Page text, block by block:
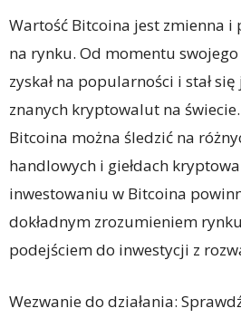
Wartość Bitcoina jest zmienna
na rynku. Od momentu
zyskał na popularności i stał
znanych kryptowalut na
Bitcoina można śledzić na
handlowych i giełdach
inwestowaniu w Bitcoina
dokładnym zrozumieniem
podejściem do inwestycji z
Wezwanie do działania: